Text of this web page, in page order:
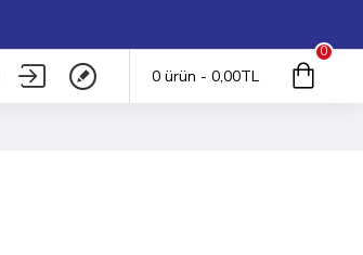
0 ürün - 0,00TL
0